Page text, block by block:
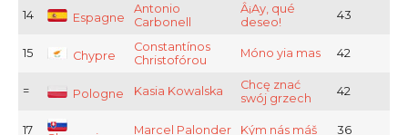
14 Espagne
Antonio
Carbonell
Â¡Ay, qué
deseo!
43
15 Chypre
Constantínos
Christofórou
Móno yia mas 42
= Pologne Kasia Kowalska
Chcę znać
swój grzech
42
17 Marcel Palonder Kým nás máš 36